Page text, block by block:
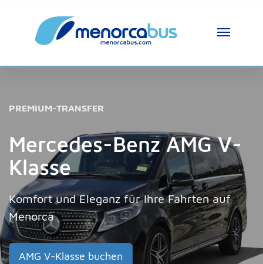
PREMIUM-TRANSFER
Mercedes-Benz AMG V-
Klasse
Komfort und Eleganz für Ihre Fahrten auf
Menorca
AMG V-Klasse buchen